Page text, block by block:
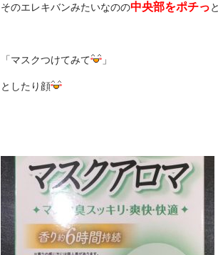
そのエレキバンみたいなのの中央部をポチっ
「マスクつけてみて 」
としたり顔